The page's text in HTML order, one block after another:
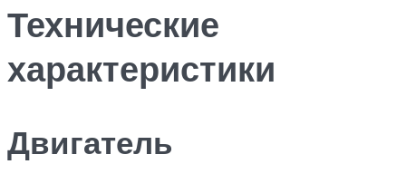
Технические
характеристики
Двигатель